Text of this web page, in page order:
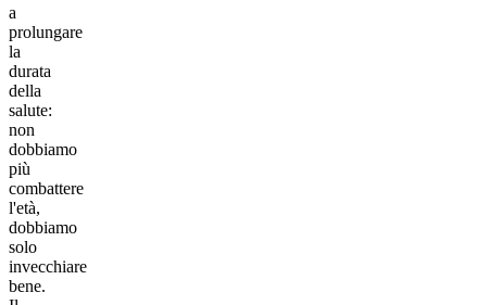
a
prolungare
la
durata
della
salute:
non
dobbiamo
più
combattere
l'età,
dobbiamo
solo
invecchiare
bene.